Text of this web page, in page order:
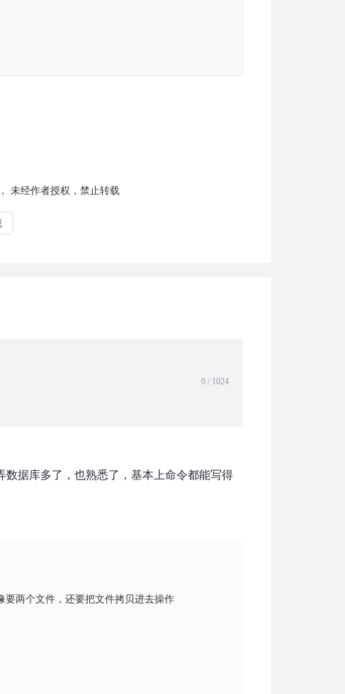
未经作者授权，禁止转载
0 / 1024
数据库多了，也熟悉了，基本上命令都能写得
要两个文件，还要把文件拷贝进去操作